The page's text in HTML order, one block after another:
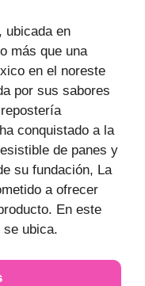
ubicada en
más que una
en el noreste
por sus sabores
conquistado a la
de panes y
su fundación, La
a ofrecer
En este
se ubica.